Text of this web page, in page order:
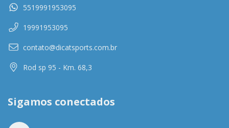
5519991953095
19991953095
contato@dicatsports.com.br
Rod sp 95 - Km. 68,3
Sigamos conectados